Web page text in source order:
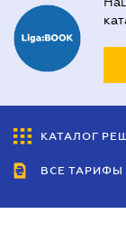
КАТАЛОГ
ВСЕ ТАРИФЫ